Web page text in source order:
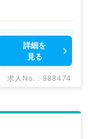
詳細を
見る
求人No. : 988474